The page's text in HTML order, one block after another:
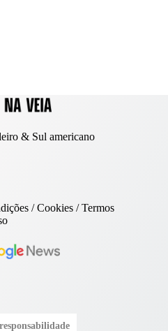
& Sul americano
/Cookies/Termos